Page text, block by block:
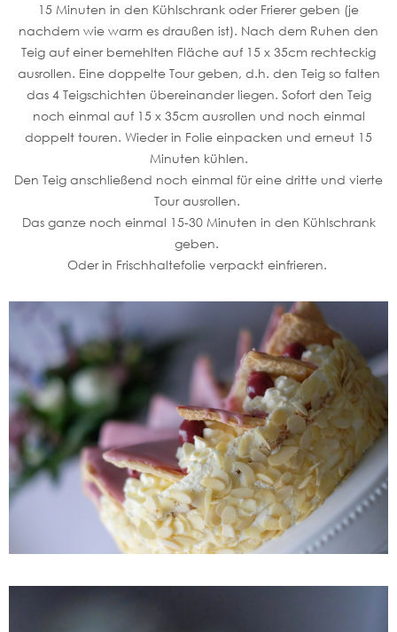
15 Minuten in den Kühlschrank oder Frierer geben (je
nachdem wie warm es draußen ist). Nach dem Ruhen den
Teig auf einer bemehlten Fläche auf 15 x 35cm rechteckig
ausrollen. Eine doppelte Tour geben, d.h. den Teig so falten
das 4 Teigschichten übereinander liegen. Sofort den Teig
noch einmal auf 15 x 35cm ausrollen und noch einmal
doppelt touren. Wieder in Folie einpacken und erneut 15
Minuten kühlen.
Den Teig anschließend noch einmal für eine dritte und vierte
Tour ausrollen.
Das ganze noch einmal 15-30 Minuten in den Kühlschrank
geben.
Oder in Frischhaltefolie verpackt einfrieren.